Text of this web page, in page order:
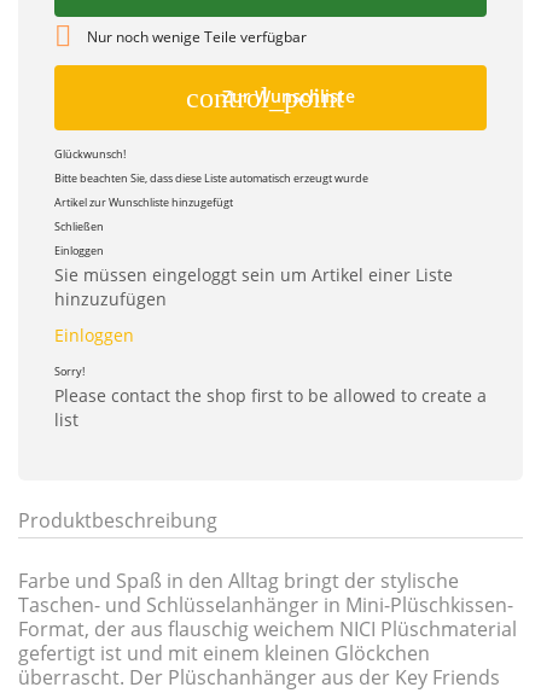
 Nur noch wenige Teile verfügbar
control_point
Zur Wunschliste
Glückwunsch!
Bitte beachten Sie, dass diese Liste automatisch erzeugt wurde
Artikel zur Wunschliste hinzugefügt
Schließen
Einloggen
Sie müssen eingeloggt sein um Artikel einer Liste
hinzuzufügen
Einloggen
Sorry!
Please contact the shop first to be allowed to create a
list
Produktbeschreibung
Farbe und Spaß in den Alltag bringt der stylische
Taschen- und Schlüsselanhänger in Mini-Plüschkissen-
Format, der aus flauschig weichem NICI Plüschmaterial
gefertigt ist und mit einem kleinen Glöckchen
überrascht. Der Plüschanhänger aus der Key Friends